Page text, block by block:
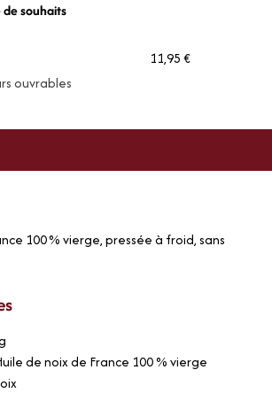
souhaits
11,95 €
ouvrables
100 % vierge, pressée à froid, sans
de noix de France 100 % vierge